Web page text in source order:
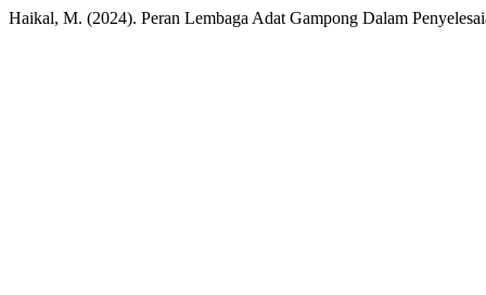
Haikal, M. (2024). Peran Lembaga Adat Gampong Dalam